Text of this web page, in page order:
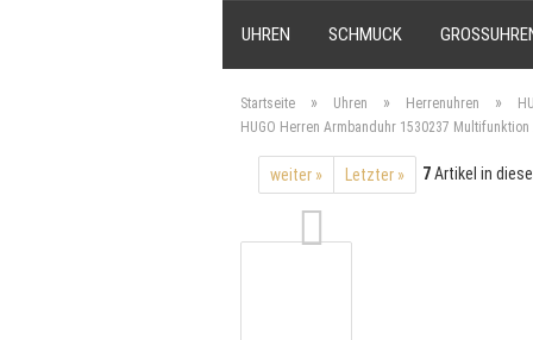
UHREN SCHMUCK
Startseite » Uhren » Herrenuhren »
HUGO Herren Armbanduhr 1530237
weiter » Letzter » 7Artikel in